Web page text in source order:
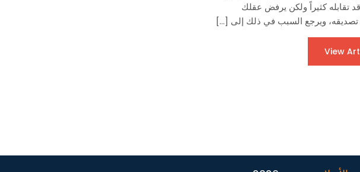
تقابله كثيراً ولكن يرفض عقلك
تصديقه، ويرجع السبب في ذلك إلى […]
View